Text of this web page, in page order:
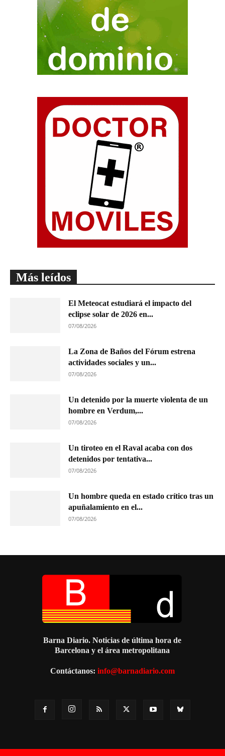
Más leídos
El Meteocat estudiará el impacto del
eclipse solar de 2026 en...
07/08/2026
La Zona de Baños del Fórum estrena
actividades sociales y un...
07/08/2026
Un detenido por la muerte violenta de un
hombre en Verdum,...
07/08/2026
Un tiroteo en el Raval acaba con dos
detenidos por tentativa...
07/08/2026
Un hombre queda en estado crítico tras un
apuñalamiento en el...
07/08/2026
Barna Diario. Noticias de última hora de
Barcelona y el área metropolitana
Contáctanos: info@barnadiario.com